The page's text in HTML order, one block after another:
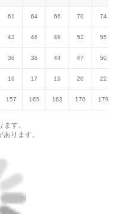
61 64 66 70 74
43 46 49 52 55
36 38 44 47 50
16 17 19 20 22
157 165 163 170 179
す。
ります。